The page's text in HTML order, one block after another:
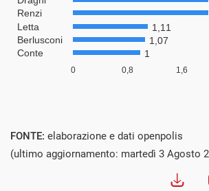
FONTE: elaborazione e dati openpolis
(ultimo aggiornamento: martedì 3 Agosto